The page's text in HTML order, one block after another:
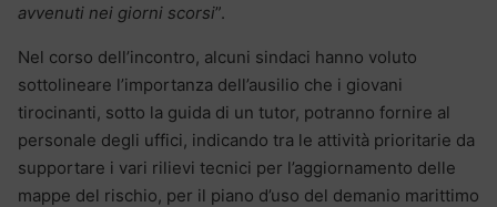
avvenuti nei giorni scorsi”.
Nel corso dell’incontro, alcuni sindaci hanno voluto
sottolineare l’importanza dell’ausilio che i giovani
tirocinanti, sotto la guida di un tutor, potranno fornire al
personale degli uffici, indicando tra le attività prioritarie da
supportare i vari rilievi tecnici per l’aggiornamento delle
mappe del rischio, per il piano d’uso del demanio marittimo